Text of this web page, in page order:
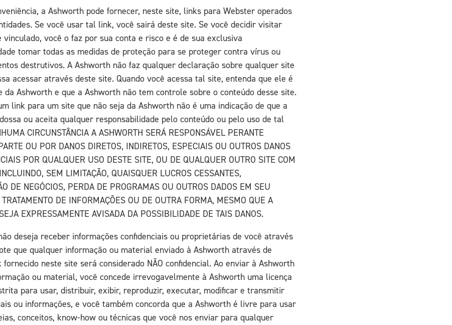
a Ashworth pode fornecer, neste site, links para Webster operados
Se você usar tal link, você sairá deste site. Se você decidir visitar
vinculado, você o faz por sua conta e risco e é de sua exclusiva
tomar todas as medidas de proteção para se proteger contra vírus ou
destrutivos. A Ashworth não faz qualquer declaração sobre qualquer site
acessar através deste site. Quando você acessa tal site, entenda que ele é
da Ashworth e que a Ashworth não tem controle sobre o conteúdo desse site.
link para um site que não seja da Ashworth não é uma indicação de que a
ou aceita qualquer responsabilidade pelo conteúdo ou pelo uso de tal
CIRCUNSTÂNCIA A ASHWORTH SERÁ RESPONSÁVEL PERANTE
OU POR DANOS DIRETOS, INDIRETOS, ESPECIAIS OU OUTROS DANOS
POR QUALQUER USO DESTE SITE, OU DE QUALQUER OUTRO SITE COM
SEM LIMITAÇÃO, QUAISQUER LUCROS CESSANTES,
DE NEGÓCIOS, PERDA DE PROGRAMAS OU OUTROS DADOS EM SEU
DE INFORMAÇÕES OU DE OUTRA FORMA, MESMO QUE A
EXPRESSAMENTE AVISADA DA POSSIBILIDADE DE TAIS DANOS.
deseja receber informações confidenciais ou proprietárias de você através
que qualquer informação ou material enviado à Ashworth através de
neste site será considerado NÃO confidencial. Ao enviar à Ashworth
ou material, você concede irrevogavelmente à Ashworth uma licença
para usar, distribuir, exibir, reproduzir, executar, modificar e transmitir
ou informações, e você também concorda que a Ashworth é livre para usar
conceitos, know-how ou técnicas que você nos enviar para qualquer